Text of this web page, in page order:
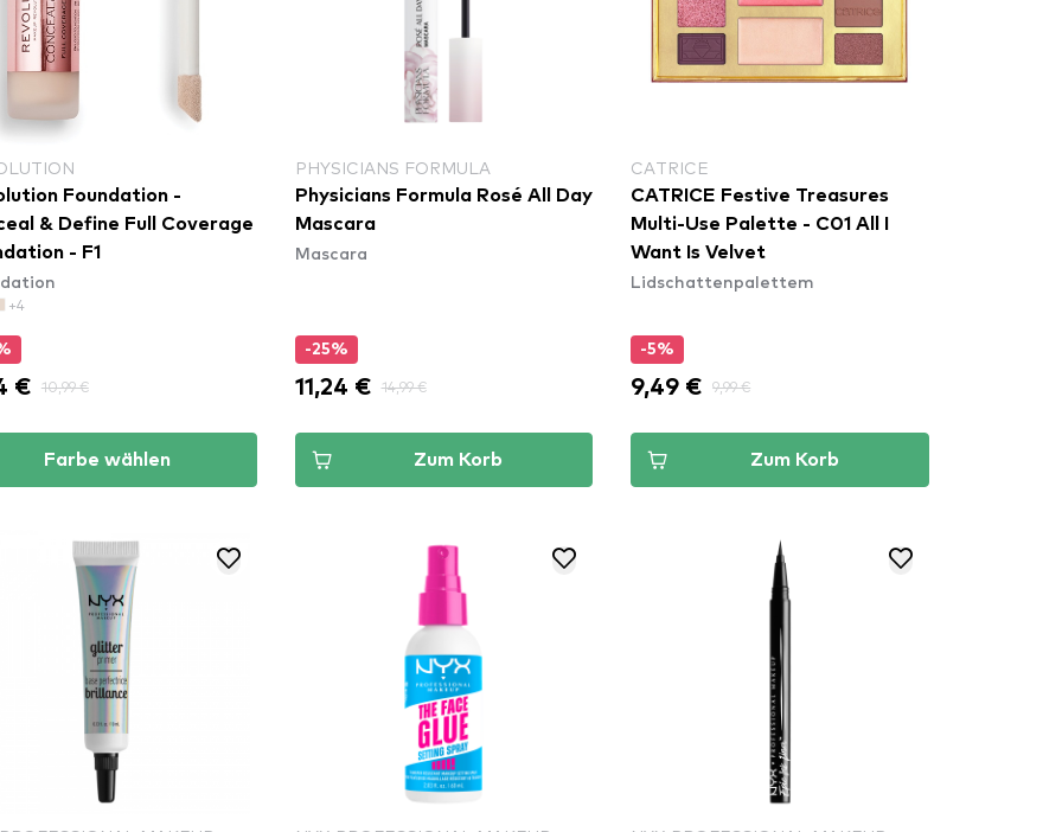
Foundation -
& Define Full Coverage
- F1
+4
€ 10,99 €
Farbe wählen
PHYSICIANS FORMULA
Physicians Formula Rosé All Day
Mascara
Mascara
-25%
11,24 € 14,99 €
Zum Korb
CATRICE
CATRICE Festive Treasures
Multi-Use Palette - C01 All I
Want Is Velvet
Lidschattenpalettem
-5%
9,49 € 9,99 €
Zum Korb